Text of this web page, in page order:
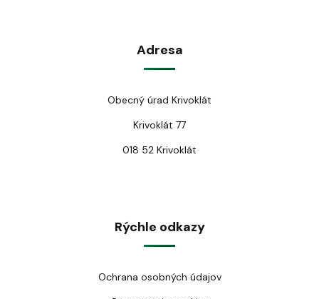
Adresa
Obecný úrad Krivoklát
Krivoklát 77
018 52 Krivoklát
Rýchle odkazy
Ochrana osobných údajov